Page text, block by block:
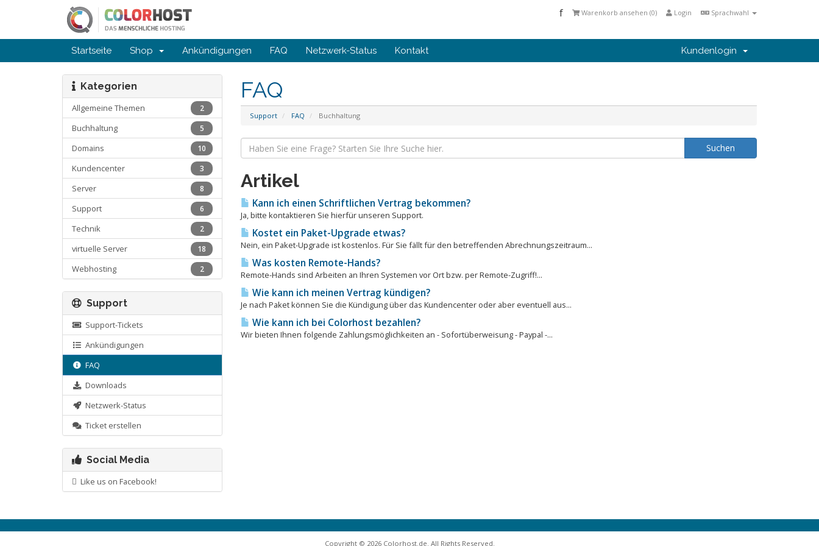
f Sprachwahl
Login
Warenkorb ansehen (0)
Startseite Shop Ankündigungen FAQ Netzwerk-Status Kontakt Kundenlogin
FAQ
Support FAQ Buchhaltung
Kategorien
2
Allgemeine Themen
5
Buchhaltung
10
Domains
3
Kundencenter
8
Server
6
Support
2
Technik
18
virtuelle Server
2
Webhosting
Artikel
Kann ich einen Schriftlichen Vertrag bekommen?
Ja, bitte kontaktieren Sie hierfür unseren Support.
Kostet ein Paket-Upgrade etwas?
Nein, ein Paket-Upgrade ist kostenlos. Für Sie fällt für den betreffenden Abrechnungszeitraum...
Was kosten Remote-Hands?
Remote-Hands sind Arbeiten an Ihren Systemen vor Ort bzw. per Remote-Zugriff!...
Wie kann ich meinen Vertrag kündigen?
Je nach Paket können Sie die Kündigung über das Kundencenter oder aber eventuell aus...
Wie kann ich bei Colorhost bezahlen?
Wir bieten Ihnen folgende Zahlungsmöglichkeiten an - Sofortüberweisung - Paypal -...
Support
Support-Tickets
Ankündigungen
FAQ
Downloads
Netzwerk-Status
Ticket erstellen
Social Media
Like us on Facebook!
Copyright © 2026 Colorhost.de. All Rights Reserved.